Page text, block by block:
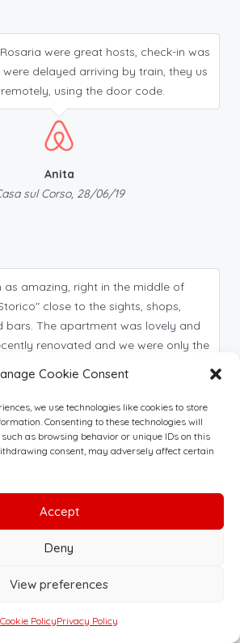
Cookie Consent
we use technologies like cookies to store
Consenting to these technologies will
as browsing behavior or unique IDs on this
consent, may adversely affect certain
Accept
Deny
View preferences
Cookie PolicyPrivacy Policy
were great hosts, check-in was
delayed arriving by train, they us
using the door code.
Anita
sul Corso, 28/06/19
as amazing, right in the middle of
close to the sights, shops,
bars. The apartment was lovely and
renovated and we were only the
a local restaurant while we ate.